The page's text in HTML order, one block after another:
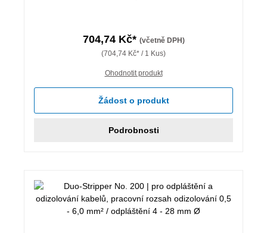
704,74 Kč* (včetně DPH)
(704,74 Kč* / 1 Kus)
Ohodnotit produkt
Žádost o produkt
Podrobnosti